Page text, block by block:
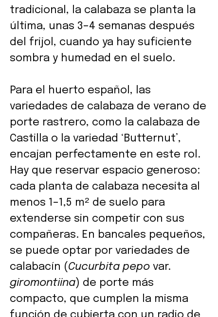
tradicional, la calabaza se planta la
última, unas 3–4 semanas después
del frijol, cuando ya hay suficiente
sombra y humedad en el suelo.
Para el huerto español, las
variedades de calabaza de verano de
porte rastrero, como la calabaza de
Castilla o la variedad ‘Butternut’,
encajan perfectamente en este rol.
Hay que reservar espacio generoso:
cada planta de calabaza necesita al
menos 1–1,5 m² de suelo para
extenderse sin competir con sus
compañeras. En bancales pequeños,
se puede optar por variedades de
calabacín (Cucurbita pepo var.
giromontiina) de porte más
compacto, que cumplen la misma